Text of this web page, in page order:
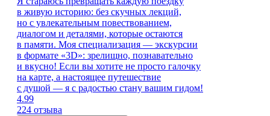
в живую историю: без скучных лекций,
но с увлекательным повествованием,
диалогом и деталями, которые остаются
в памяти. Моя специализация — экскурсии
в формате «3D»: зрелищно, познавательно
и вкусно! Если вы хотите не просто галочку
на карте, а настоящее путешествие
с душой — я с радостью стану вашим гидом!
4.99
224 отзыва